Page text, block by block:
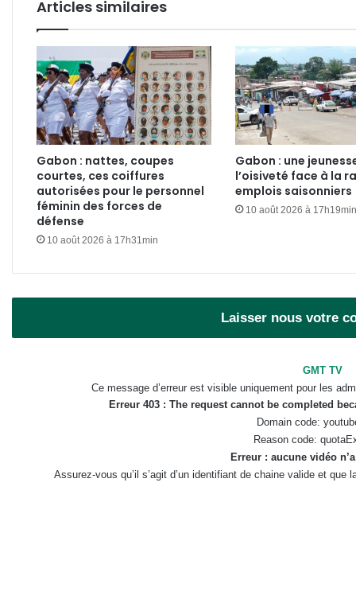
2025
Articles similaires
Gabon : nattes, coupes
courtes, ces coiffures
autorisées pour le personnel
féminin des forces de
défense
10 août 2026 à 17h31min
Gabon : une
l’oisiveté face à la
emplois saisonniers
10 août 2026 à 17h19min
Laisser nous votre
GMT TV
Ce message d’erreur est visible uniquement pour les
Erreur 403 : The request cannot be completed
Domain code:
Reason code:
Erreur : aucune vidéo
Assurez-vous qu’il s’agit d’un identifiant de chaine valide et